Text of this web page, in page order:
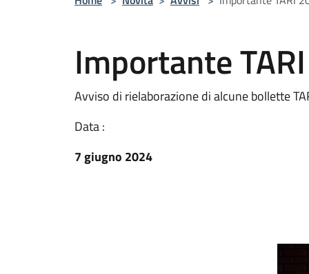
Importante
Avviso di rielaborazione di alcune bollette
Data :
7 giugno 2024